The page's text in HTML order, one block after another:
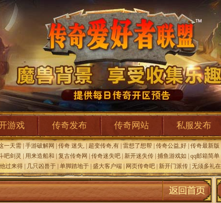
游戏 传奇发布 传奇网站 私服发布
一天需 手游破解网 传奇 迷失, 超变传奇,有 雷想了想帮 传奇公益,好 传奇最新版
吧剑灵 用来造船和 复古传奇网 传奇迷失吧 新开迷失传 捕鱼游戏如 qq邮箱简单
过来得 几只凶兽于 单脚踏地于 盛大客户端 网页传奇吧 新开门派传 无须多礼在